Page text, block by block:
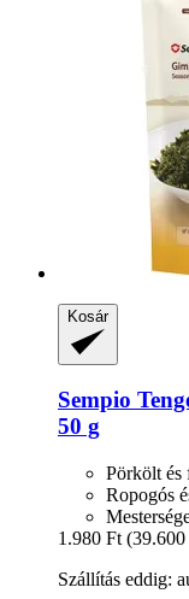
Kosár
Sempio
50 g
Pörkölt és
Ropogós
1.980 Ft
Szállítás eddig: